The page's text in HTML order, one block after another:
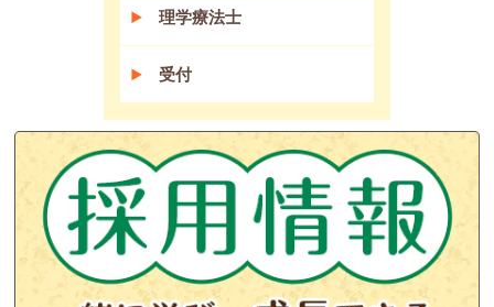
理学療法士
受付